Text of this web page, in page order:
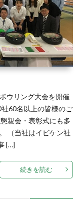
ウリング大会を開催
60名以上の皆様のご
親会・表彰式にも多
（当社はイビケン社
[…]
続きを読む